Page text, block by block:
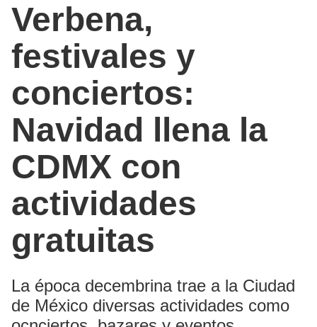
Verbena,
festivales y
conciertos:
Navidad llena la
CDMX con
actividades
gratuitas
La época decembrina trae a la Ciudad
de México diversas actividades como